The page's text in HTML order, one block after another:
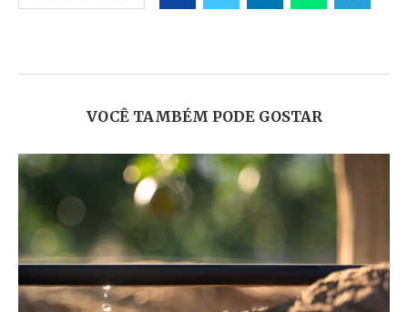
VOCÊ TAMBÉM PODE GOSTAR